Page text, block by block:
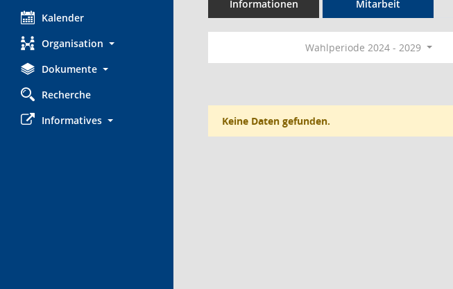
Kalender
Organisation
Dokumente
Recherche
Informatives
Informationen Mitarbeit
Wahlperiode 2024 - 2029
Keine Daten gefunden.